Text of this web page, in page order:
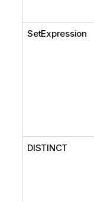
SetExpression
DISTINCT